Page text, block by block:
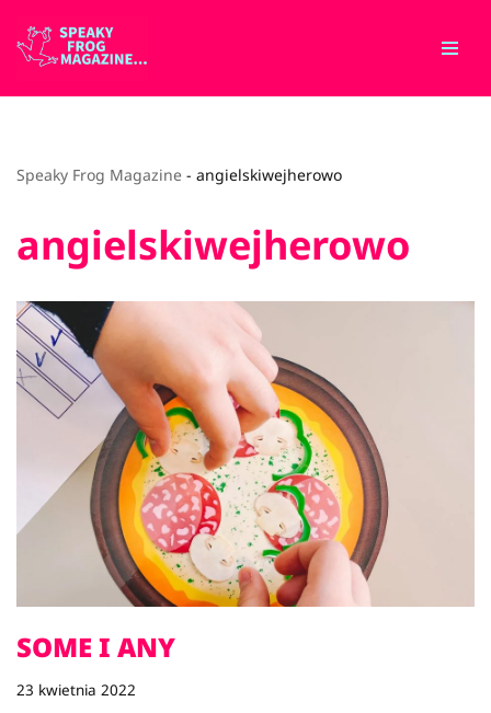
Przejdź
Speaky Frog Magazine - angielskiwejherowo
angielskiwejherowo
SOME I ANY
23 kwietnia 2022